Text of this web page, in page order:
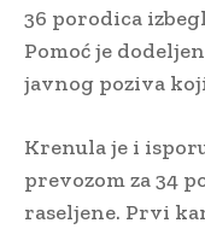
36 porodica
Pomoć je
javnog poziva
Krenula je i
prevozom za 34
raseljene. Prvi